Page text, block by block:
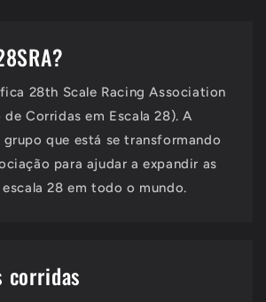
28th Scale Racing Association
Corridas em Escala 28). A
grupo que está se transformando
para ajudar a expandir as
28 em todo o mundo.
corridas